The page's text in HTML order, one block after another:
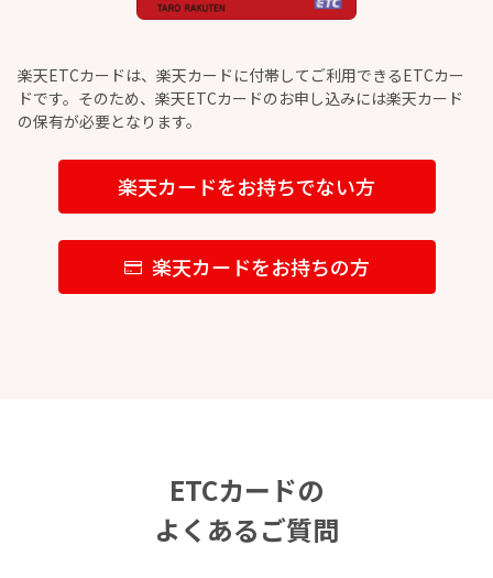
楽天ETCカードは、楽天カードに付帯してご利用できるETCカー
ドです。そのため、楽天ETCカードのお申し込みには楽天カード
の保有が必要となります。
楽天カードをお持ちでない方
楽天カードをお持ちの方
ETCカードの
よくあるご質問